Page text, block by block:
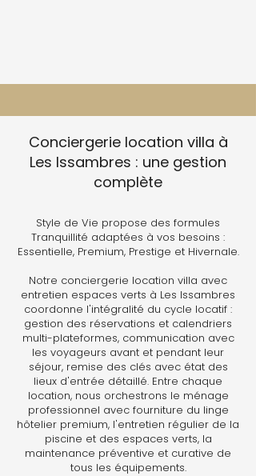
Conciergerie location villa à
Les Issambres : une gestion
complète
Style de Vie propose des formules
Tranquillité adaptées à vos besoins :
Essentielle, Premium, Prestige et Hivernale.
Notre conciergerie location villa avec
entretien espaces verts à Les Issambres
coordonne l'intégralité du cycle locatif :
gestion des réservations et calendriers
multi-plateformes, communication avec
les voyageurs avant et pendant leur
séjour, remise des clés avec état des
lieux d'entrée détaillé. Entre chaque
location, nous orchestrons le ménage
professionnel avec fourniture du linge
hôtelier premium, l'entretien régulier de la
piscine et des espaces verts, la
maintenance préventive et curative de
tous les équipements.